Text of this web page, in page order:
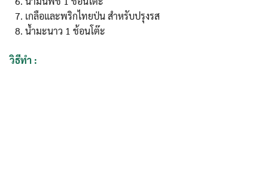
เกลือและพริกไทยป่น สำหรับปรุงรส
น้ำมะนาว 1 ช้อนโต๊ะ
วิธีทำ :